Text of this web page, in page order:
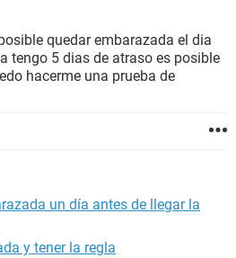
quedar embarazada el dia
tengo 5 dias de atraso es posible
hacerme una prueba de
un día antes de llegar la
y tener la regla